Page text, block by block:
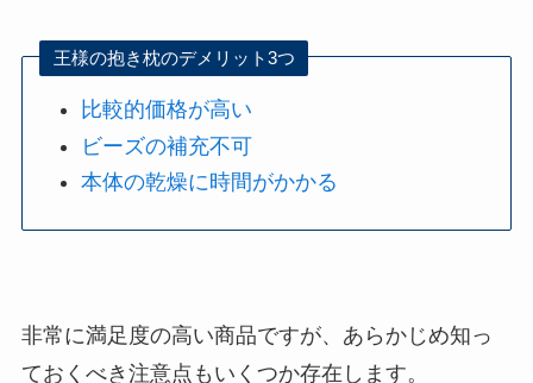
王様の抱き枕のデメリット3つ
比較的価格が高い
ビーズの補充不可
本体の乾燥に時間がかかる
非常に満足度の高い商品ですが、あらかじめ知っ
ておくべき注意点もいくつか存在します。